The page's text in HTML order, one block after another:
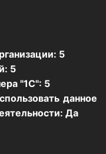
5
5
"1С": 5
данное
Да